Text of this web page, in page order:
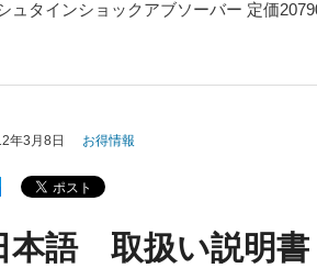
ュタインショックアブソーバー 定価
年3月8日 お得情報
本語 取扱い説明